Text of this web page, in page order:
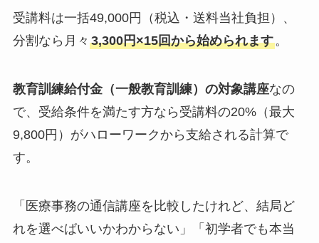
受講料は一括49,000円（税込・送料当社負担）、
分割なら月々 3,300円×15回から始められます。
教育訓練給付金（一般教育訓練）の対象講座なの
で、受給条件を満たす方なら受講料の20%（最大
9,800円）がハローワークから支給される計算で
す。
「医療事務の通信講座を比較したけれど、結局ど
れを選べばいいかわからない」「初学者でも本当